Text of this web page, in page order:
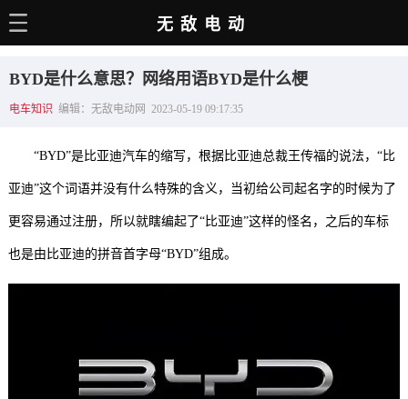
电动百科
选车推荐
充电站
用车百科
无敌电动
BYD是什么意思？网络用语BYD是什么梗
电车知识 编辑：无敌电动网 2023-05-19 09:17:35
“BYD”是比亚迪汽车的缩写，根据比亚迪总裁王传福的说法，“比
亚迪”这个词语并没有什么特殊的含义，当初给公司起名字的时候为了
更容易通过注册，所以就瞎编起了“比亚迪”这样的怪名，之后的车标
也是由比亚迪的拼音首字母“BYD”组成。